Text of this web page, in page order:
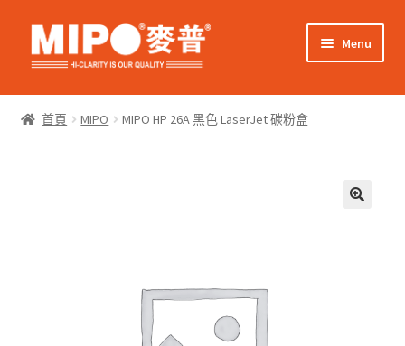
Skip
to
Skip
to
Menu
網上購物
Expand
child
首頁 MIPO MIPO HP 26A 黑色 LaserJet 碳粉盒